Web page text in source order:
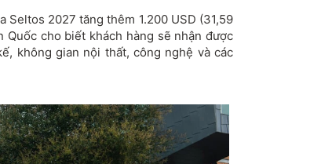
Seltos 2027 tăng thêm 1.200 USD (31,59
cho biết khách hàng sẽ nhận được
không gian nội thất, công nghệ và các